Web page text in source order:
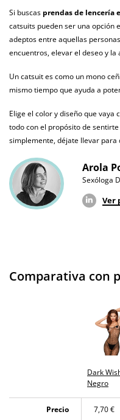
vegano
No testado en
animales
Envío discreto
Producto
original
¿Cuándo lo
recibo?
El
Si buscas prendas de lencería
catsuits pueden ser una opción
adeptos entre aquellas
encuentros, elevar el deseo y la
Un catsuit es como un mono
mismo tiempo que ayuda a
Elige el color y diseño que
todo con el propósito de
simplemente, déjate llevar
Arola
Sexóloga
Ver
Comparativa con
Dark
Negro
Precio
7,70 €